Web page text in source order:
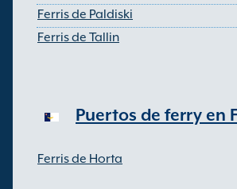
Ferris de Paldiski
Ferris de Tallin
Puertos de ferry en
Ferris de Horta